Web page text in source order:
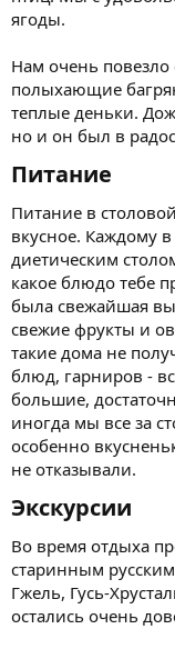
ягоды.
Нам очень повезло
полыхающие
теплые деньки.
но и он был в
Питание​
Питание в
вкусное. Каждому
диетическим
какое блюдо тебе
была свежайшая
свежие фрукты и
такие дома не
блюд, гарниров -
большие,
иногда мы все за
особенно
не отказывали.
Экскурсии​
Во время отдыха
старинным
Гжель, Гусь-
остались очень